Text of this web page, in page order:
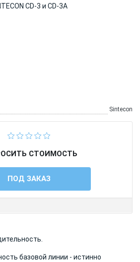
Sintecon
СТОИМОСТЬ
ПОД ЗАКАЗ
базовой линии - истинно